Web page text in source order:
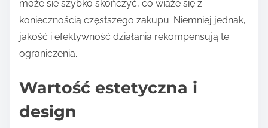
może się szybko skończyć, co wiąże się z
koniecznością częstszego zakupu. Niemniej jednak,
jakość i efektywność działania rekompensują te
ograniczenia.
Wartość estetyczna i
design